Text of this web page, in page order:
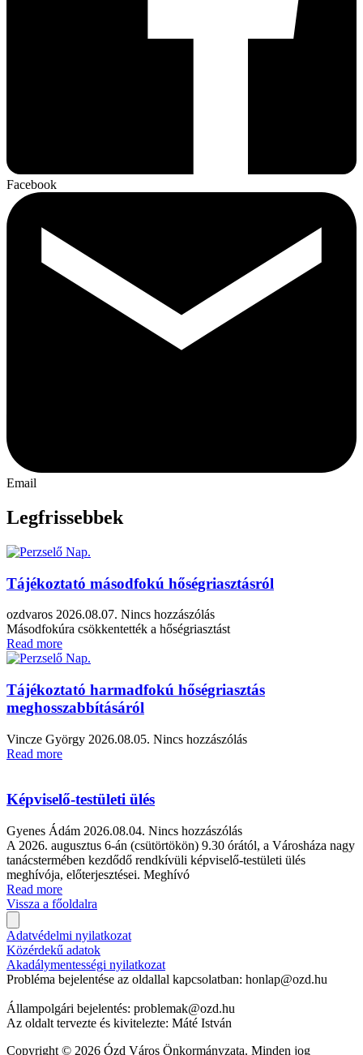
Facebook
Email
Legfrissebbek
Tájékoztató másodfokú hőségriasztásról
ozdvaros 2026.08.07. Nincs hozzászólás
Másodfokúra csökkentették a hőségriasztást
Read more
Tájékoztató harmadfokú hőségriasztás
meghosszabbításáról
Vincze György 2026.08.05. Nincs hozzászólás
Read more
Képviselő-testületi ülés
Gyenes Ádám 2026.08.04. Nincs hozzászólás
A 2026. augusztus 6-án (csütörtökön) 9.30 órától, a Városháza nagy
tanácstermében kezdődő rendkívüli képviselő-testületi ülés
meghívója, előterjesztései. Meghívó
Read more
Vissza a főoldalra
Adatvédelmi nyilatkozat
Közérdekű adatok
Akadálymentességi nyilatkozat
Probléma bejelentése az oldallal kapcsolatban: honlap@ozd.hu
Állampolgári bejelentés: problemak@ozd.hu
Az oldalt tervezte és kivitelezte: Máté István
Copyright © 2026 Ózd Város Önkormányzata. Minden jog